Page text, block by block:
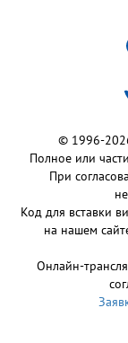
© 1996-
Полное или
При
Код для вставки
на нашем
Онлайн-